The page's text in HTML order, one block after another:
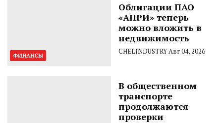
ФИНАНСЫ
Облигации ПАО
«АПРИ» теперь
можно вложить в
недвижимость
CHELINDUSTRYАвг 04, 2026
В общественном
транспорте
продолжаются
проверки